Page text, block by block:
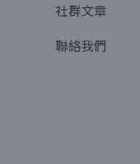
社群文章
聯絡我們